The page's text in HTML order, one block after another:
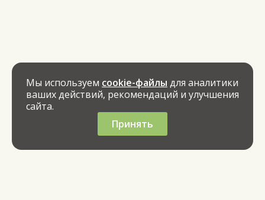
Мы используем cookie-файлы для аналитики
ваших действий, рекомендаций и улучшения
сайта.
Принять